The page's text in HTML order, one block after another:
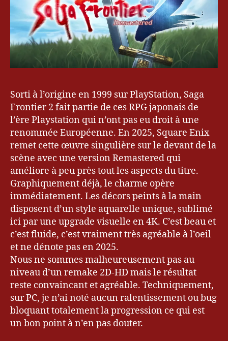
Sorti à l’origine en 1999 sur PlayStation, Saga
Frontier 2 fait partie de ces RPG japonais de
l’ère Playstation qui n’ont pas eu droit à une
renommée Européenne. En 2025, Square Enix
remet cette œuvre singulière sur le devant de la
scène avec une version Remastered qui
améliore à peu près tout les aspects du titre.
Graphiquement déjà, le charme opère
immédiatement. Les décors peints à la main
disposent d’un style aquarelle unique, sublimé
ici par une upgrade visuelle en 4K. C’est beau et
c’est fluide, c’est vraiment très agréable à l’oeil
et ne dénote pas en 2025.
Nous ne sommes malheureusement pas au
niveau d’un remake 2D-HD mais le résultat
reste convaincant et agréable. Techniquement,
sur PC, je n’ai noté aucun ralentissement ou bug
bloquant totalement la progression ce qui est
un bon point à n’en pas douter.
o
g,
Bl
o
g
u
e
ur
,
Bl
o
g
u
e
u
r
&
G